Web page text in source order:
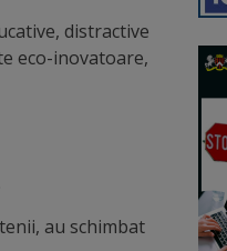
distractive
eco-inovatoare,
au schimbat